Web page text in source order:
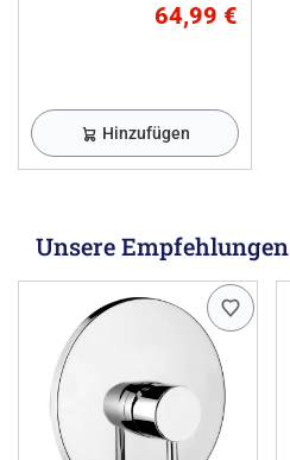
64,99 €
Hinzufügen
Unsere Empfehlungen